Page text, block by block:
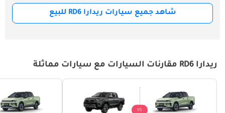
شاهد جميع سيارات ريدارا RD6 للبيع
ريدارا RD6 مقارنات السيارات مع سيارات مماثلة
VS